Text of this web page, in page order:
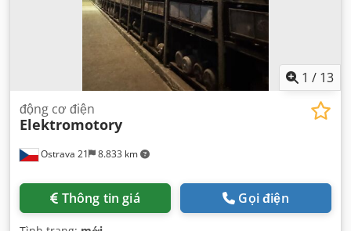
1 / 13
Ostrava 21 8.833 km
động cơ điện
Elektromotory
Thông tin giá Gọi điện